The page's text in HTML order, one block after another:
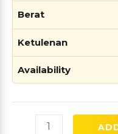
Berat
Ketulenan
Availability